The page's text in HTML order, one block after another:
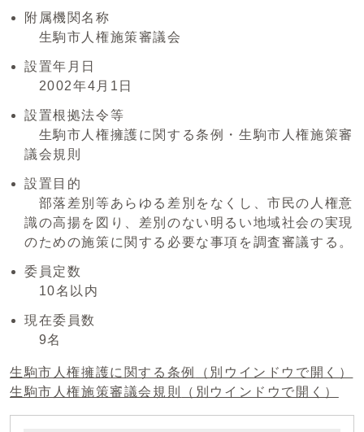
附属機関名称
生駒市人権施策審議会
設置年月日
2002年4月1日
設置根拠法令等
生駒市人権擁護に関する条例・生駒市人権施策審
議会規則
設置目的
部落差別等あらゆる差別をなくし、市民の人権意
識の高揚を図り、差別のない明るい地域社会の実現
のための施策に関する必要な事項を調査審議する。
委員定数
10名以内
現在委員数
9名
生駒市人権擁護に関する条例
（別ウインドウで開く）
生駒市人権施策審議会規則
（別ウインドウで開く）